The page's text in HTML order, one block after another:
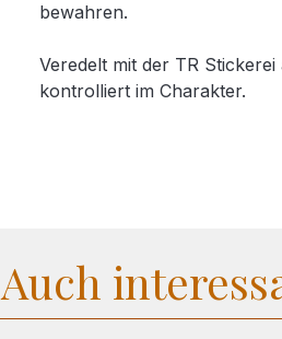
bewahren.
Veredelt mit der TR
kontrolliert im Charakter.
Verstärkte Verarbeitung mit
Auch